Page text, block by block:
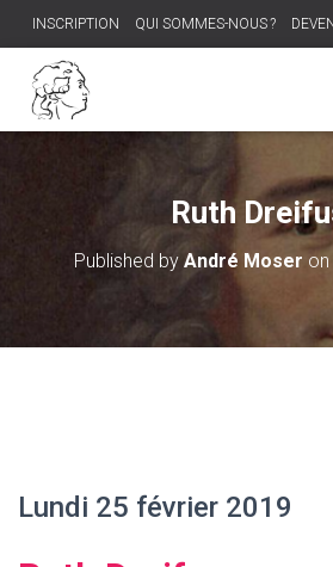
INSCRIPTION QUI SOMMES-NOUS ?
Ruth
Published by André Moser on
Lundi 25 février 2019